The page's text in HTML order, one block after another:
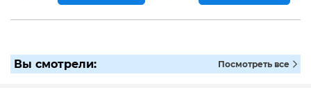
Вы смотрели: Посмотреть все